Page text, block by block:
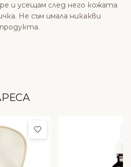
и усещам след него кожата
Не съм имала никакви
Добави в любими